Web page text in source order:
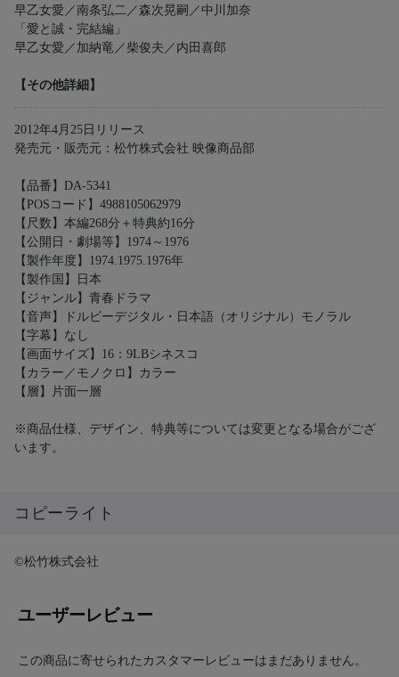
早乙女愛／南条弘二／森次晃嗣／中川加奈
「愛と誠・完結編」
早乙女愛／加納竜／柴俊夫／内田喜郎
【その他詳細】
2012年4月25日リリース
発売元・販売元：松竹株式会社 映像商品部
【品番】DA-5341
【POSコード】4988105062979
【尺数】本編268分＋特典約16分
【公開日・劇場等】1974～1976
【製作年度】1974.1975.1976年
【製作国】日本
【ジャンル】青春ドラマ
【音声】ドルビーデジタル・日本語（オリジナル）モノラル
【字幕】なし
【画面サイズ】16：9LBシネスコ
【カラー／モノクロ】カラー
【層】片面一層
※商品仕様、デザイン、特典等については変更となる場合がござ
います。
コピーライト
©松竹株式会社
ユーザーレビュー
この商品に寄せられたカスタマーレビューはまだありません。